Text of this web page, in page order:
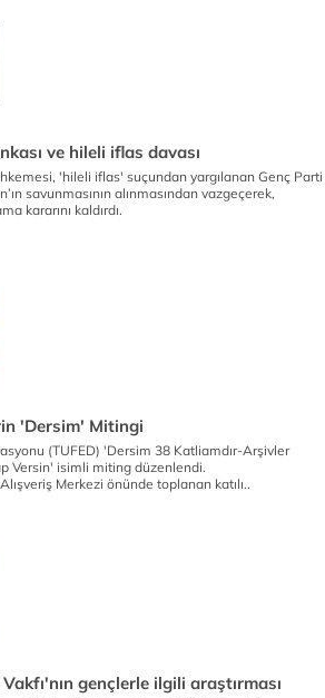
ve hileli iflas davası
'hileli iflas' suçundan yargılanan Genç Parti
savunmasının alınmasından vazgeçerek,
kararını kaldırdı.
'Dersim' Mitingi
(TUFED) 'Dersim 38 Katliamdır-Arşivler
Versin' isimli miting düzenlendi.
Merkezi önünde toplanan katılı..
gençlerle ilgili araştırması